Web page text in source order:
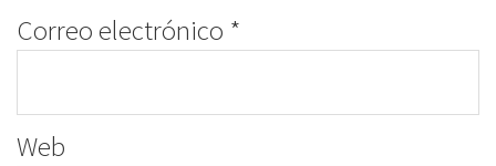
Correo electrónico *
Web